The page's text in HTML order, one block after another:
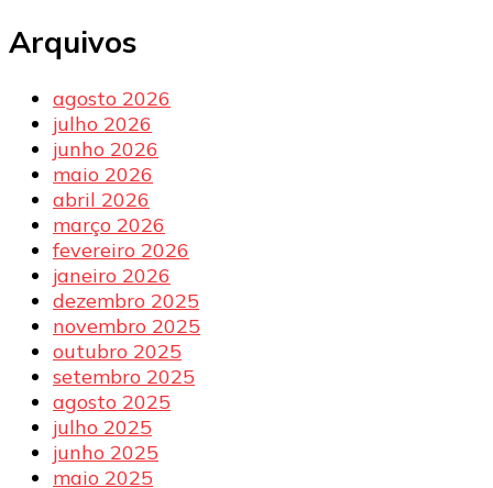
Arquivos
agosto 2026
julho 2026
junho 2026
maio 2026
abril 2026
março 2026
fevereiro 2026
janeiro 2026
dezembro 2025
novembro 2025
outubro 2025
setembro 2025
agosto 2025
julho 2025
junho 2025
maio 2025